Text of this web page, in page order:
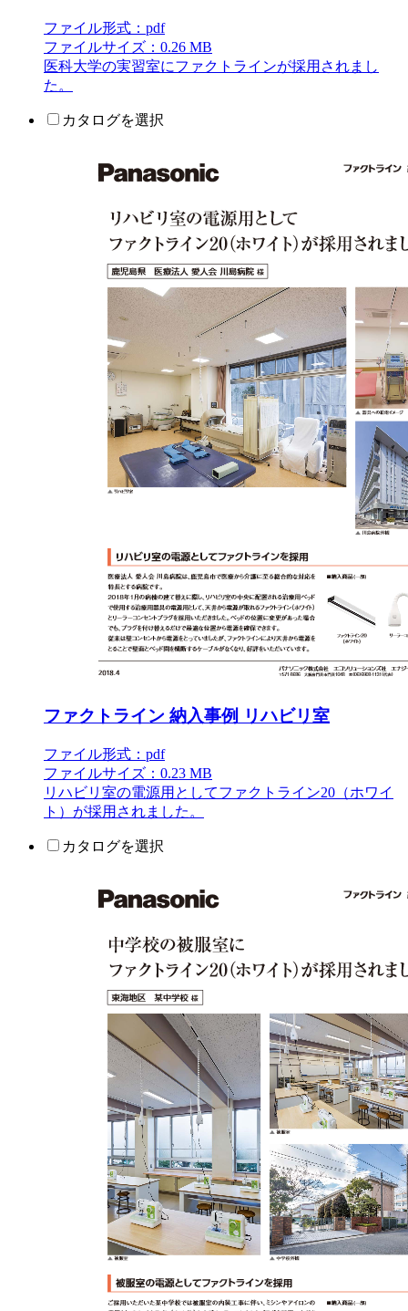
ファイル形式：pdf
ファイルサイズ：0.26 MB
医科大学の実習室にファクトラインが採用されまし
た。
カタログを選択
ファクトライン 納入事例 リハビリ室
ファイル形式：pdf
ファイルサイズ：0.23 MB
リハビリ室の電源用としてファクトライン20（ホワイ
ト）が採用されました。
カタログを選択